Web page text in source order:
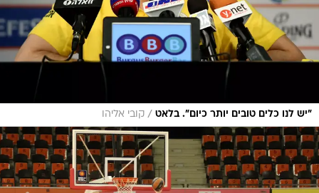
"יש לנו כלים טובים יותר כיום". בלאט / קובי אליהו